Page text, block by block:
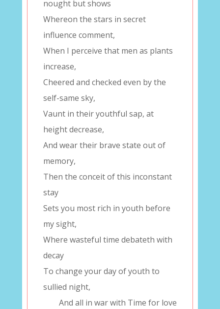
nought but shows
Whereon the stars in secret
influence comment,
When I perceive that men as plants
increase,
Cheered and checked even by the
self-same sky,
Vaunt in their youthful sap, at
height decrease,
And wear their brave state out of
memory,
Then the conceit of this inconstant
stay
Sets you most rich in youth before
my sight,
Where wasteful time debateth with
decay
To change your day of youth to
sullied night,
And all in war with Time for love